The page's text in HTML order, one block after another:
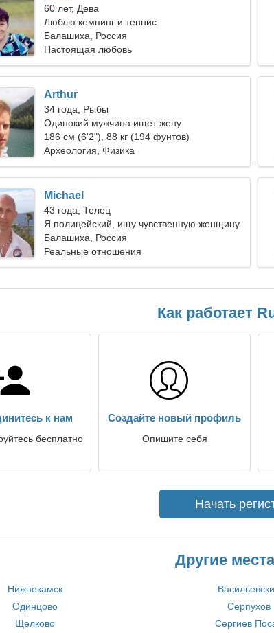
60 лет, Дева
Люблю кемпинг и теннис
Балашиха, Россия
Настоящая любовь
Arthur
34 года, Рыбы
Одинокий мужчина ищет жену
186 см (6'2"), 88 кг (194 фунтов)
Археология, Физика
Michael
43 года, Телец
Я полицейский, ищу чувственную женщину
Балашиха, Россия
Реальные отношения
Как работает
к нам
бесплатно
Создайте новый профиль
Опишите себя
Начать
Другие
Нижнекамск
Одинцово
Серпухов
Щелково
Сергиев